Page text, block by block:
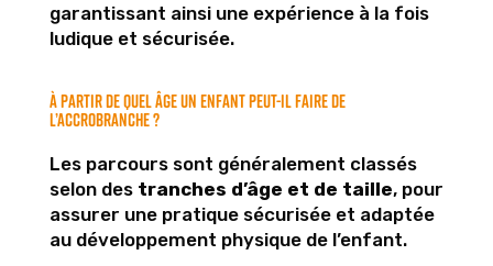
garantissant ainsi une expérience à la fois
ludique et sécurisée.
À partir de quel âge un enfant peut-il faire de
l’accrobranche ?
Les parcours sont généralement classés
selon des tranches d’âge et de taille, pour
assurer une pratique sécurisée et adaptée
au développement physique de l’enfant.